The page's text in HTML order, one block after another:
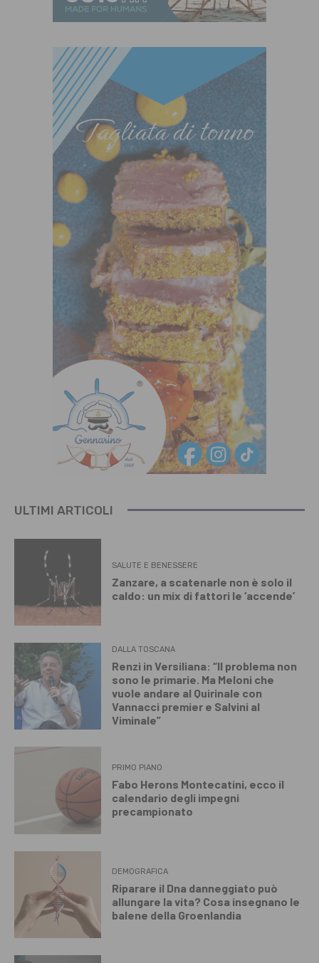
ULTIMI ARTICOLI
SALUTE E BENESSERE
Zanzare, a scatenarle non è solo il
caldo: un mix di fattori le ‘accende’
DALLA TOSCANA
Renzi in Versiliana: “Il problema non
sono le primarie. Ma Meloni che
vuole andare al Quirinale con
Vannacci premier e Salvini al
Viminale”
PRIMO PIANO
Fabo Herons Montecatini, ecco il
calendario degli impegni
precampionato
DEMOGRAFICA
Riparare il Dna danneggiato può
allungare la vita? Cosa insegnano le
balene della Groenlandia